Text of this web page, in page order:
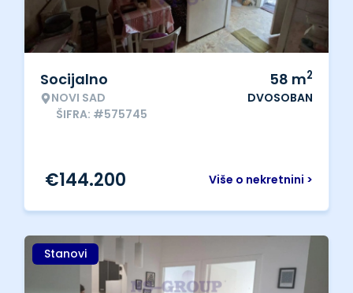
Socijalno
NOVI SAD
ŠIFRA: #575745
58 m2
DVOSOBAN
Više o nekretnini >
€144.200
Stanovi